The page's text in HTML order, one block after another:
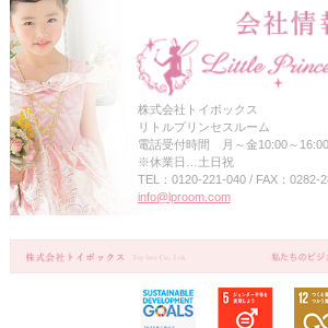
株式会社トイボックス
リトルプリンセスルーム
電話受付時間 月～金10:00～16:00
※休業日…土日祝
TEL：0120-221-040 / FAX：0282-
info@lproom.com